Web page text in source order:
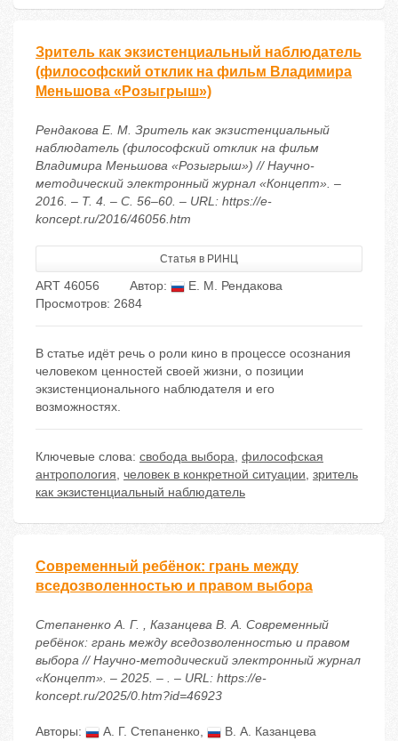
Зритель как экзистенциальный наблюдатель
(философский отклик на фильм Владимира
Меньшова «Розыгрыш»)
Рендакова Е. М. Зритель как экзистенциальный
наблюдатель (философский отклик на фильм
Владимира Меньшова «Розыгрыш») // Научно-
методический электронный журнал «Концепт». –
2016. – Т. 4. – С. 56–60. – URL: https://e-
koncept.ru/2016/46056.htm
Статья в РИНЦ
ART 46056 Автор:
Е. М. Рендакова
Просмотров: 2684
В статье идёт речь о роли кино в процессе осознания
человеком ценностей своей жизни, о позиции
экзистенционального наблюдателя и его
возможностях.
Ключевые слова: свобода выбора, философская
антропология, человек в конкретной ситуации, зритель
как экзистенциальный наблюдатель
Современный ребёнок: грань между
вседозволенностью и правом выбора
Степаненко А. Г. , Казанцева В. А. Современный
ребёнок: грань между вседозволенностью и правом
выбора // Научно-методический электронный журнал
«Концепт». – 2025. – . – URL: https://e-
koncept.ru/2025/0.htm?id=46923
Авторы: А. Г. Степаненко, В. А. Казанцева